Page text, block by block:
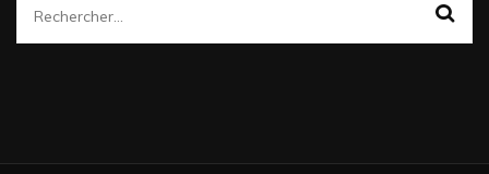
Rechercher :